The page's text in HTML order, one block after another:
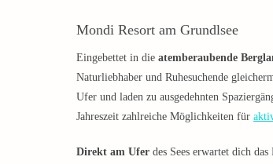
Mondi Resort am Grundlsee
Eingebettet in die atemberaubende
Naturliebhaber und Ruhesuchende
Ufer und laden zu ausgedehnten
Jahreszeit zahlreiche Möglichkeiten für
Direkt am Ufer des Sees erwartet dich